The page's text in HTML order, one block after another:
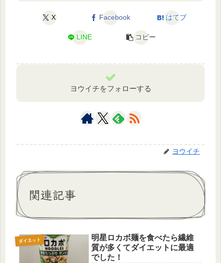
X Facebook はてブ
LINE コピー
ヨウイチをフォローする
ヨウイチ
関連記事
ダイエット
明星ロカボ麺を食べたら繊維
質が多くてダイエットに最適
でした！